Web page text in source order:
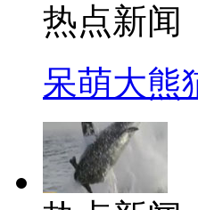
热点新闻
呆萌大熊